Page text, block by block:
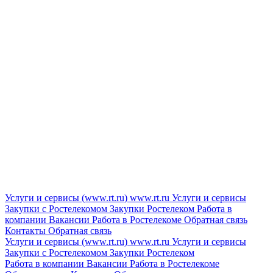
Услуги и сервисы (www.rt.ru) www.rt.ru Услуги и сервисы
Закупки с Ростелекомом Закупки Ростелеком Работа в
компании Вакансии Работа в Ростелекоме Обратная связь
Контакты Обратная связь
Услуги и сервисы (www.rt.ru) www.rt.ru Услуги и сервисы
Закупки с Ростелекомом Закупки Ростелеком
Работа в компании Вакансии Работа в Ростелекоме